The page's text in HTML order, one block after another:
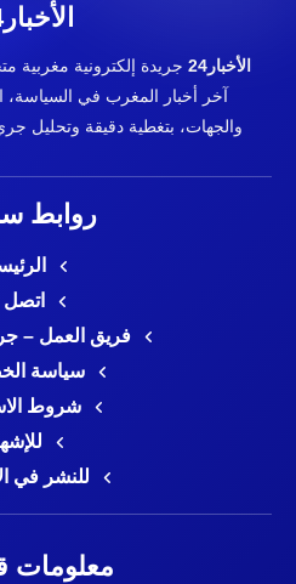
الأخبار24
الأخبار24
جريدة إلكترونية مغربية
آخر أخبار المغرب في السياسة،
والجهات، بتغطية دقيقة وتحليل
روابط
اتصل
فريق العمل –
سياسة
شروط
للنشر في
معلومات